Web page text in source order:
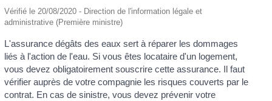
Vérifié le 20/08/2020 - Direction de l'information légale et
administrative (Première ministre)
L'assurance dégâts des eaux sert à réparer les dommages
liés à l'action de l'eau. Si vous êtes locataire d'un logement,
vous devez obligatoirement souscrire cette assurance. Il faut
vérifier auprès de votre compagnie les risques couverts par le
contrat. En cas de sinistre, vous devez prévenir votre